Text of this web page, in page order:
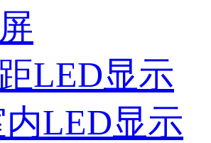
LED显示
内LED显示